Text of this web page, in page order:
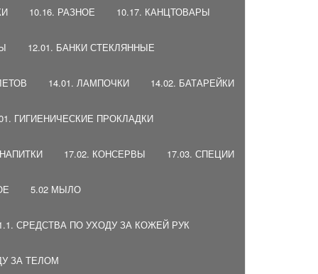
10.16. РАЗНОЕ 10.17. КАНЦТОВАРЫ
12.01. БАНКИ СТЕКЛЯННЫЕ
14.01. ЛАМПОЧКИ 14.02. БАТАРЕЙКИ
ГИГИЕНИЧЕСКИЕ ПРОКЛАДКИ
17.02. КОНСЕРВЫ 17.03. СПЕЦИИ
5.02 МЫЛО
СРЕДСТВА ПО УХОДУ ЗА КОЖЕЙ РУК
ЗА ТЕЛОМ